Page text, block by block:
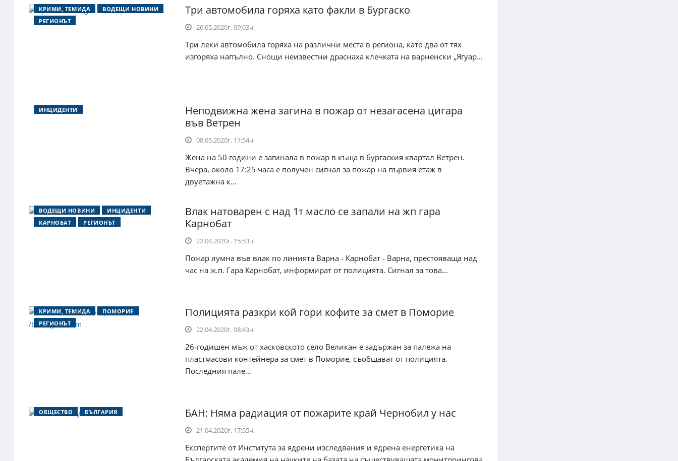
КРИМИ, ТЕМИДА
ВОДЕЩИ НОВИНИ
РЕГИОНЪТ
Три автомобила горяха като факли в Бургаско
26.05.2020г. 09:03ч.
Три леки автомобила горяха на различни места в региона, като два от тях
изгоряха напълно. Снощи неизвестни драснаха клечката на варненски „Ягуар...
ИНЦИДЕНТИ
Неподвижна жена загина в пожар от незагасена цигара
във Ветрен
08.05.2020г. 11:54ч.
Жена на 50 години е загинала в пожар в къща в бургаския квартал Ветрен.
Вчера, около 17:25 часа е получен сигнал за пожар на първия етаж в
двуетажна к...
ВОДЕЩИ НОВИНИ
ИНЦИДЕНТИ
КАРНОБАТ
РЕГИОНЪТ
Влак натоварен с над 1т масло се запали на жп гара
Карнобат
22.04.2020г. 15:53ч.
Пожар лумна във влак по линията Варна - Карнобат - Варна, престояваща над
час на ж.п. Гара Карнобат, информират от полицията. Сигнал за това...
КРИМИ, ТЕМИДА
ПОМОРИЕ
РЕГИОНЪТ
Полицията разкри кой гори кофите за смет в Поморие
22.04.2020г. 08:43ч.
26-годишен мъж от хасковското село Великан е задържан за палежа на
пластмасови контейнера за смет в Поморие, съобщават от полицията.
Последния пале...
ОБЩЕСТВО БЪЛГАРИЯ БАН: Няма радиация от пожарите край Чернобил у нас
21.04.2020г. 17:55ч.
Експертите от Института за ядрени изследвания и ядрена енергетика на